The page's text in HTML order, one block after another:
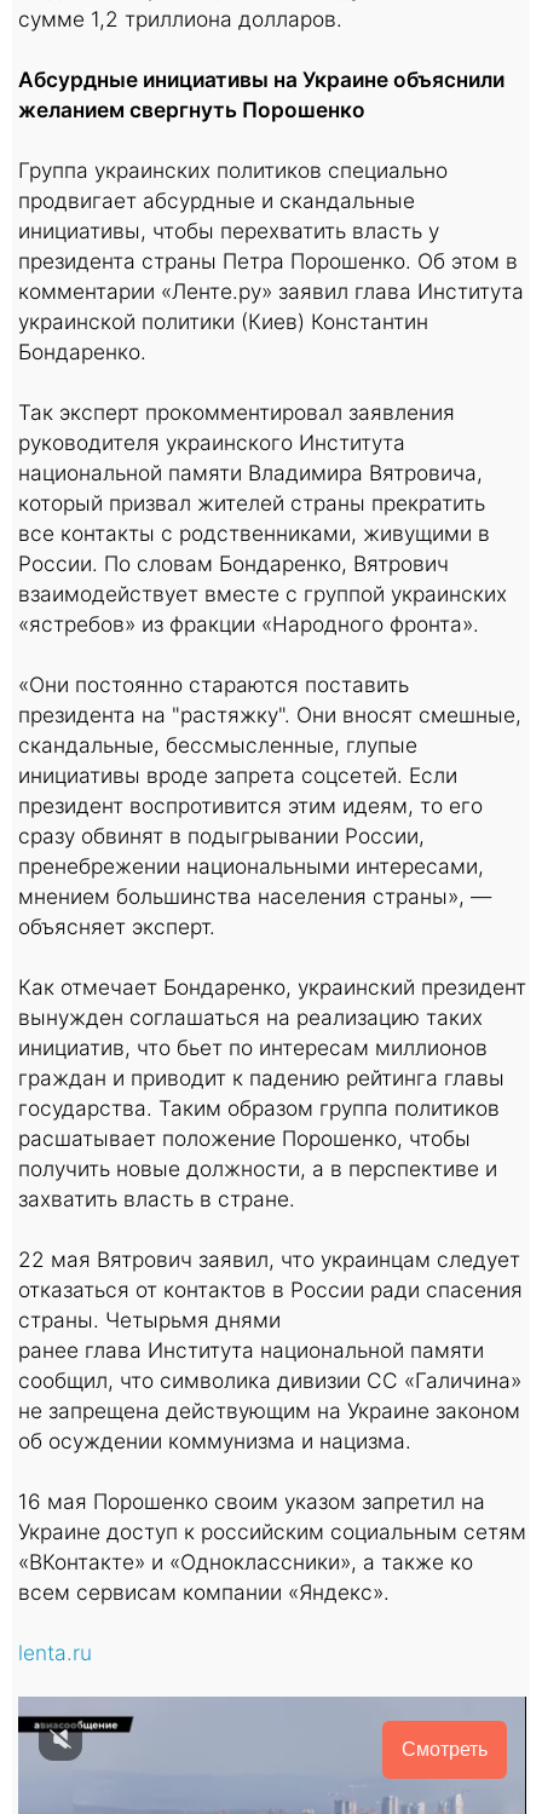
сумме 1,2 триллиона долларов.
Абсурдные инициативы на Украине объяснили
желанием свергнуть Порошенко
Группа украинских политиков специально
продвигает абсурдные и скандальные
инициативы, чтобы перехватить власть у
президента страны Петра Порошенко. Об этом в
комментарии «Ленте.ру» заявил глава Института
украинской политики (Киев) Константин
Бондаренко.
Так эксперт прокомментировал заявления
руководителя украинского Института
национальной памяти Владимира Вятровича,
который призвал жителей страны прекратить
все контакты с родственниками, живущими в
России. По словам Бондаренко, Вятрович
взаимодействует вместе с группой украинских
«ястребов» из фракции «Народного фронта».
«Они постоянно стараются поставить
президента на "растяжку". Они вносят смешные,
скандальные, бессмысленные, глупые
инициативы вроде запрета соцсетей. Если
президент воспротивится этим идеям, то его
сразу обвинят в подыгрывании России,
пренебрежении национальными интересами,
мнением большинства населения страны», —
объясняет эксперт.
Как отмечает Бондаренко, украинский президент
вынужден соглашаться на реализацию таких
инициатив, что бьет по интересам миллионов
граждан и приводит к падению рейтинга главы
государства. Таким образом группа политиков
расшатывает положение Порошенко, чтобы
получить новые должности, а в перспективе и
захватить власть в стране.
22 мая Вятрович заявил, что украинцам следует
отказаться от контактов в России ради спасения
страны. Четырьмя днями
ранее глава Института национальной памяти
сообщил, что символика дивизии СС «Галичина»
не запрещена действующим на Украине законом
об осуждении коммунизма и нацизма.
16 мая Порошенко своим указом запретил на
Украине доступ к российским социальным сетям
«ВКонтакте» и «Одноклассники», а также ко
всем сервисам компании «Яндекс».
lenta.ru
Смотреть